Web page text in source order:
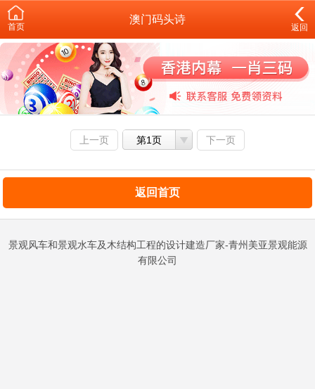
首页
澳门码头诗
返回
上一页 第1页 下一页
返回首页
景观风车和景观水车及木结构工程的设计建造厂家-青州美亚景观能源
有限公司